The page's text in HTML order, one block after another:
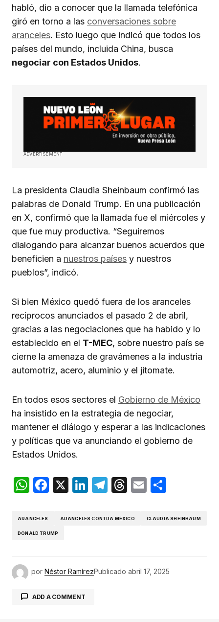
habló, dio a conocer que la llamada telefónica
giró en torno a las conversaciones sobre
aranceles. Esto luego que indicó que todos los
países del mundo, incluida China, busca
negociar con Estados Unidos.
ADVERTISEMENT
La presidenta Claudia Sheinbaum confirmó las
palabras de Donald Trump. En una publicación
en X, confirmó que la llamada fue el miércoles y
que fue muy productiva. “Seguiremos
dialogando para alcanzar buenos acuerdos que
beneficien a nuestros países y nuestros
pueblos”, indicó.
Si bien México quedó fuera de los aranceles
recíprocos anunciados el pasado 2 de abril,
gracias a las negociaciones que ha habido y lo
establecido en el T-MEC, sobre nuestro país se
cierne la amenaza de gravámenes a la industria
automotriz, acero, aluminio y el jitomate.
En todos esos sectores el Gobierno de México
ha insistido en la estrategia de negociar,
mantener el diálogo y esperar a las indicaciones
y políticas que va anunciando el gobierno de
Estados Unidos.
WhatsApp
Facebook
X LinkedIn
Telegram
Threads
Email
ARANCELES ARANCELES CONTRA MÉXICO CLAUDIA SHEINBAUM
DONALD TRUMP
por Néstor RamírezPublicado abril 17, 2025
ADD A COMMENT